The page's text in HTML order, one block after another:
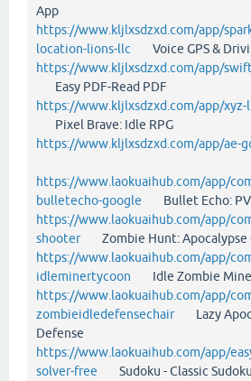
App
https://www.kljlxsdzxd.com/app/
location-lions-llc Voice GPS &
https://www.kljlxsdzxd.com/app/
Easy PDF-Read PDF
https://www.kljlxsdzxd.com/app/
Pixel Brave: Idle RPG
https://www.kljlxsdzxd.com/app/ae-
https://www.laokuaihub.com/app/
bulletecho-google Bullet Echo:
https://www.laokuaihub.com/app/
shooterZombie Hunt:
https://www.laokuaihub.com/app/
idleminertycoon Idle Zombie
https://www.laokuaihub.com/app/
zombieidledefensechairLazy
Defense
https://www.laokuaihub.com/app/
solver-free Sudoku - Classic